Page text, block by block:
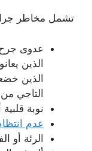
تشمل مخاطر
عدوى
الذين
الذين
التاجي
نوبة
عدم
الرئة أو